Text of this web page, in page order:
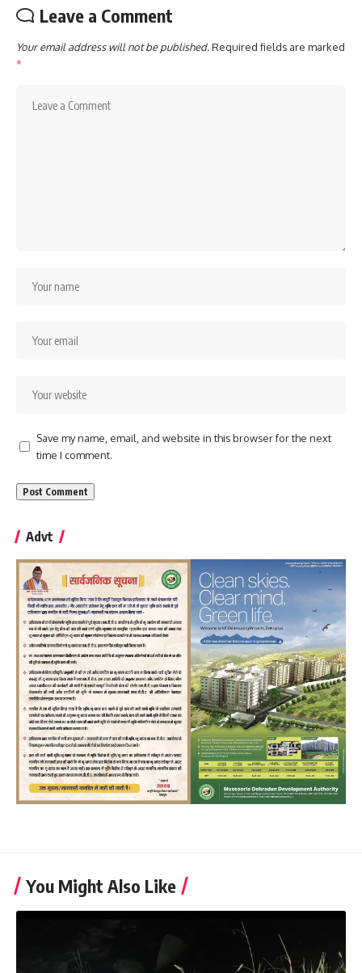
Leave a Comment
Your email address will not be published.Required fields are marked
*
Save my name, email, and website in this browser for the next
time I comment.
Advt
You Might Also Like